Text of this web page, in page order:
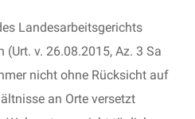
Landesarbeitsgerichts
(Urt. v. 26.08.2015, Az. 3 Sa
nicht ohne Rücksicht auf
an Orte versetzt